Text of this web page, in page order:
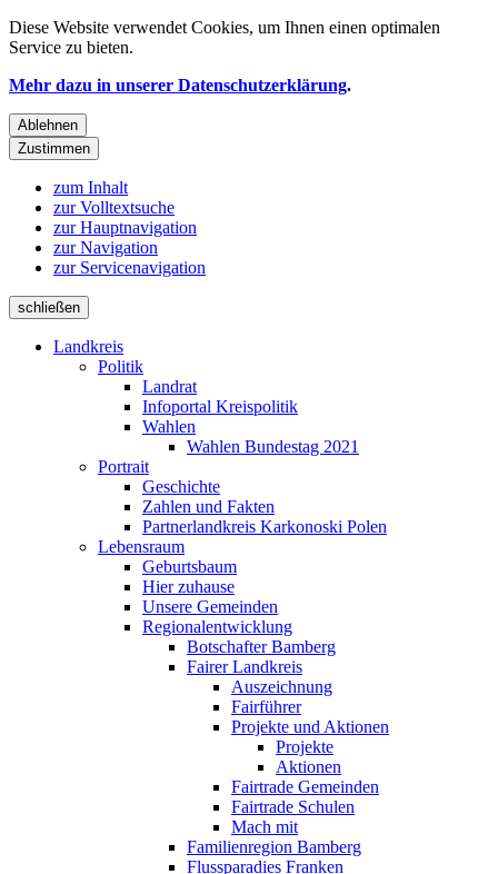
Diese Website verwendet Cookies, um Ihnen einen optimalen
Service zu bieten.
Mehr dazu in unserer Datenschutzerklärung.
Ablehnen
Zustimmen
zum Inhalt
zur Volltextsuche
zur Hauptnavigation
zur Navigation
zur Servicenavigation
schließen
Landkreis
Politik
Landrat
Infoportal Kreispolitik
Wahlen
Wahlen Bundestag 2021
Portrait
Geschichte
Zahlen und Fakten
Partnerlandkreis Karkonoski Polen
Lebensraum
Geburtsbaum
Hier zuhause
Unsere Gemeinden
Regionalentwicklung
Botschafter Bamberg
Fairer Landkreis
Auszeichnung
Fairführer
Projekte und Aktionen
Projekte
Aktionen
Fairtrade Gemeinden
Fairtrade Schulen
Mach mit
Familienregion Bamberg
Flussparadies Franken